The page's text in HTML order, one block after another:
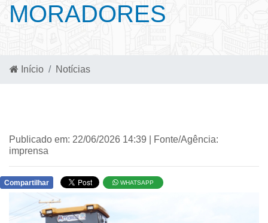
MORADORES
Início Notícias
Publicado em: 22/06/2026 14:39 | Fonte/Agência:
imprensa
Compartilhar WHATSAPP